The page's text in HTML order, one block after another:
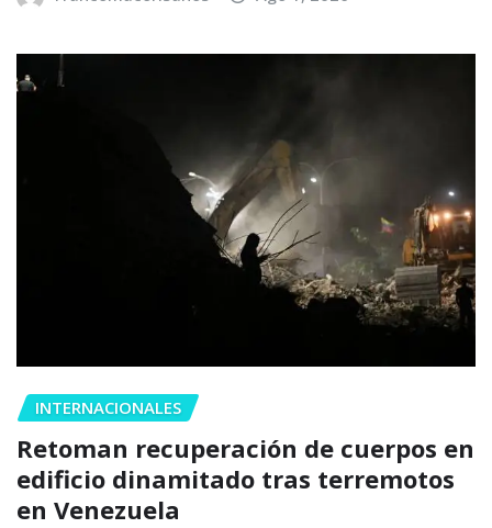
INTERNACIONALES
Retoman recuperación de cuerpos en
edificio dinamitado tras terremotos
en Venezuela